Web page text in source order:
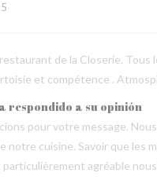
de la Closerie.
et compétence .
respondido a su opinión
pour votre message.
notre cuisine. Savoir que
agréable